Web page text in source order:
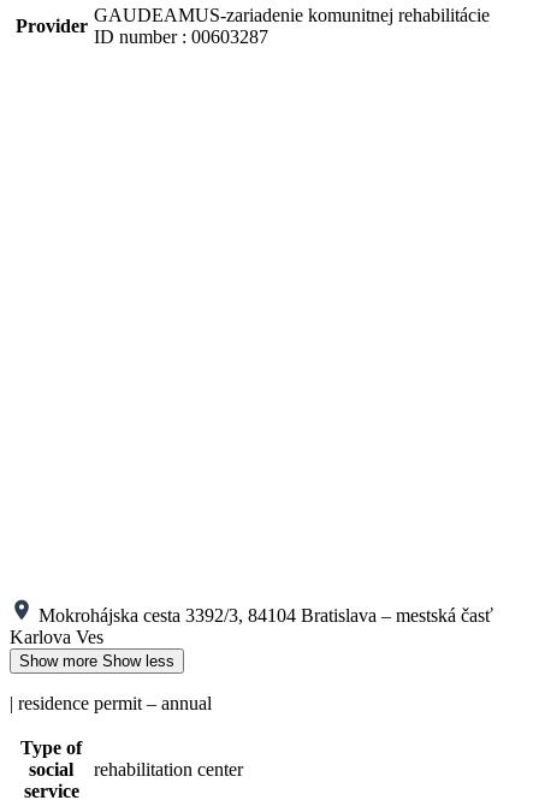
Provider
GAUDEAMUS-zariadenie komunitnej rehabilitácie
ID number : 00603287
Mokrohájska cesta 3392/3, 84104 Bratislava – mestská časť
Karlova Ves
Show more Show less
| residence permit – annual
Type of
social
service
rehabilitation center